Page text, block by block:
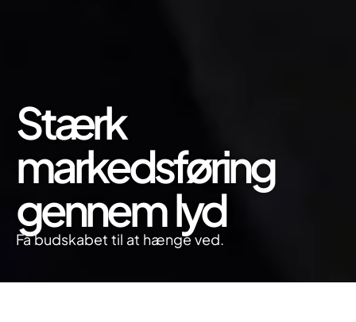
Stærk
markedsføring
gennem lyd
Få budskabet til at hænge ved.